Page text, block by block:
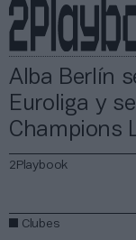
Alba Berlín
Euroliga y
Champions
2Playbook
Clubes